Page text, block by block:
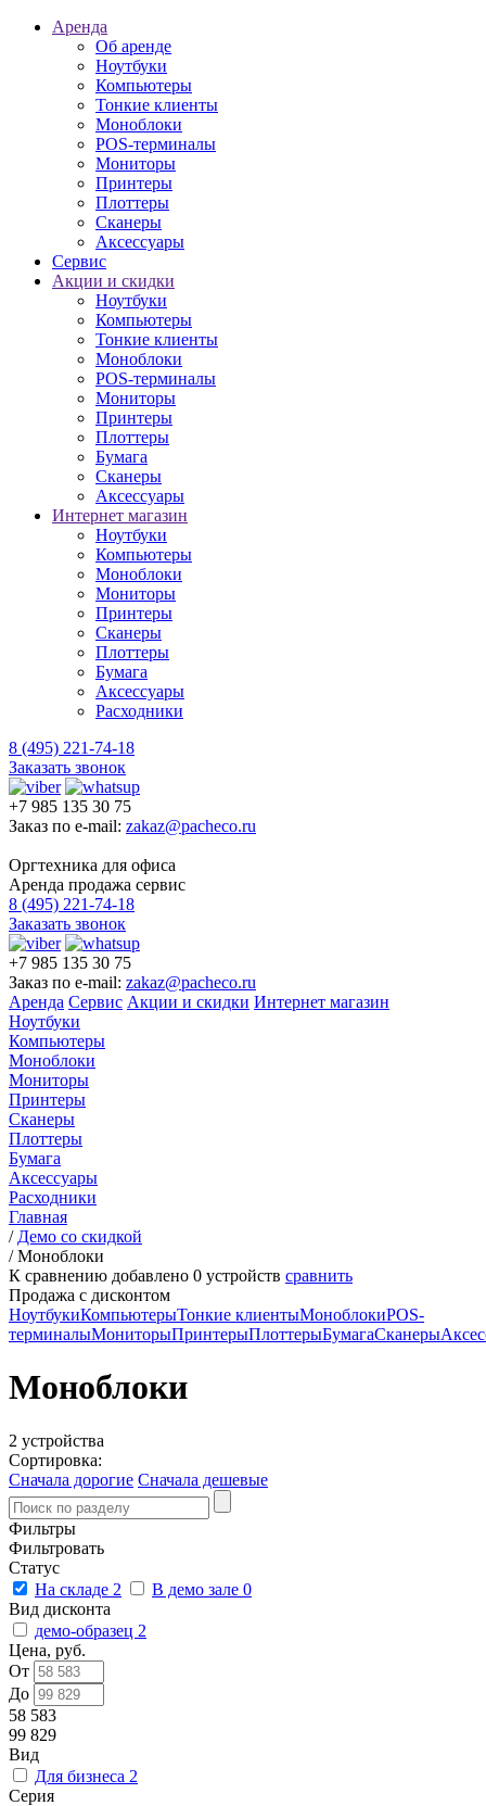
Аренда
Об аренде
Ноутбуки
Компьютеры
Тонкие клиенты
Моноблоки
POS-терминалы
Мониторы
Принтеры
Плоттеры
Сканеры
Аксессуары
Сервис
Акции и скидки
Ноутбуки
Компьютеры
Тонкие клиенты
Моноблоки
POS-терминалы
Мониторы
Принтеры
Плоттеры
Бумага
Сканеры
Аксессуары
Интернет магазин
Ноутбуки
Компьютеры
Моноблоки
Мониторы
Принтеры
Сканеры
Плоттеры
Бумага
Аксессуары
Расходники
8 (495) 221-74-18
Заказать звонок
+7 985 135 30 75
Заказ по e-mail: zakaz@pacheco.ru
Оргтехника для офиса
Аренда продажа сервис
8 (495) 221-74-18
Заказать звонок
+7 985 135 30 75
Заказ по e-mail: zakaz@pacheco.ru
Аренда Сервис Акции и скидки Интернет магазин
Ноутбуки
Компьютеры
Моноблоки
Мониторы
Принтеры
Сканеры
Плоттеры
Бумага
Аксессуары
Расходники
Главная
/ Демо со скидкой
/Моноблоки
К сравнению добавлено 0 устройств сравнить
Продажа с дисконтом
НоутбукиКомпьютерыТонкие клиентыМоноблокиPOS-
терминалыМониторыПринтерыПлоттерыБумагаСканеры
Моноблоки
2 устройства
Сортировка:
Сначала дорогие Сначала дешевые
Фильтры
Фильтровать
Статус
На складе 2 В демо зале 0
Вид дисконта
демо-образец 2
Цена, руб.
От
До
58 583
99 829
Вид
Для бизнеса 2
Серия